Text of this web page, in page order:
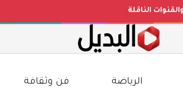
بجميع المحافظات
الرياضة فن وثقافة